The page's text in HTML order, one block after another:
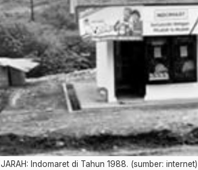
Indomaret di Tahun 1988. (sumber: internet)